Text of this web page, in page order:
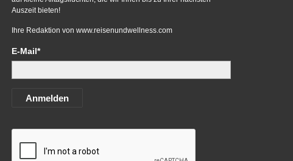
Auszeit bieten!
Ihre Redaktion von www.reisenundwellness.com
E-Mail*
Anmelden